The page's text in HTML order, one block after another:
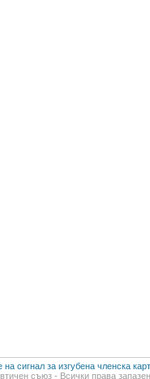
сигнал за изгубена членска
съюз - Всички права